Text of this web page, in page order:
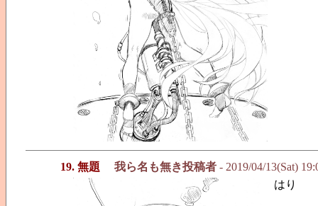
19. 無題 我ら名も無き投稿者 - 2019/04/13(Sat)
はり